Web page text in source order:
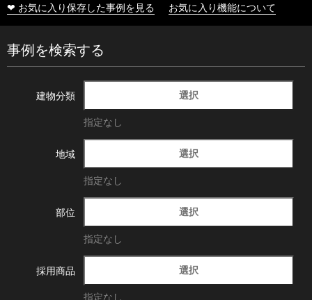
❤ お気に入り保存した事例を見る お気に入り機能について
事例を検索する
建物分類 選択
指定なし
地域 選択
指定なし
部位 選択
指定なし
採用商品 選択
指定なし